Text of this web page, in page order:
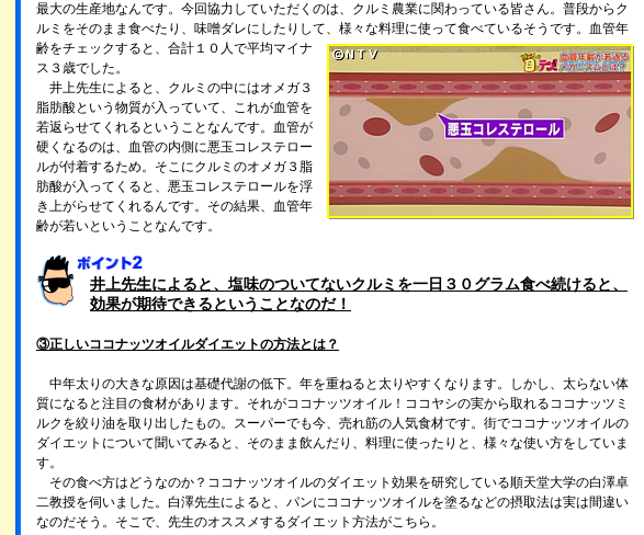
最大の生産地なんです。今回協力していただくのは、クルミ農業に関わっている皆さん。普段からク
ルミをそのまま食べたり、味噌ダレにしたりして、様々な料理に使って食べているそうです。 血管年
齢をチェックすると、合計１０人で平均マイナ
ス３歳でした。
井上先生によると、クルミの中にはオメガ３
脂肪酸という物質が入っていて、これが血管を
若返らせてくれるということなんです。血管が
硬くなるのは、血管の内側に悪玉コレステロー
ルが付着するため。そこにクルミのオメガ３脂
肪酸が入ってくると、悪玉コレステロールを浮
き上がらせてくれるんです。その結果、血管年
齢が若いということなんです。
井上先生によると、塩味のついてないクルミを一日３０グラム食べ続けると、
効果が期待できるということなのだ！
③正しいココナッツオイルダイエットの方法とは？
中年太りの大きな原因は基礎代謝の低下。年を重ねると太りやすくなります。しかし、太らない体
質になると注目の食材があります。それがココナッツオイル！ココヤシの実から取れるココナッツミ
ルクを絞り油を取り出したもの。スーパーでも今、売れ筋の人気食材です。街でココナッツオイルの
ダイエットについて聞いてみると、そのまま飲んだり、料理に使ったりと、様々な使い方をしていま
す。
その食べ方はどうなのか？ココナッツオイルのダイエット効果を研究している順天堂大学の白澤卓
二教授を伺いました。白澤先生によると、パンにココナッツオイルを塗るなどの摂取法は実は間違い
なのだそう。そこで、先生のオススメするダイエット方法がこちら。